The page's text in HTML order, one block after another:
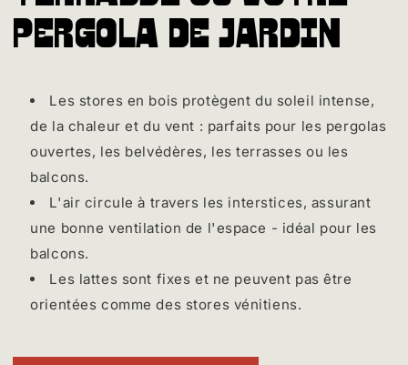
pergola de jardin
Les stores en bois protègent du soleil intense,
de la chaleur et du vent : parfaits pour les pergolas
ouvertes, les belvédères, les terrasses ou les
balcons.
L'air circule à travers les interstices, assurant
une bonne ventilation de l'espace - idéal pour les
balcons.
Les lattes sont fixes et ne peuvent pas être
orientées comme des stores vénitiens.